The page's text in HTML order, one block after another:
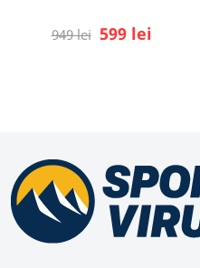
949 lei 599 lei